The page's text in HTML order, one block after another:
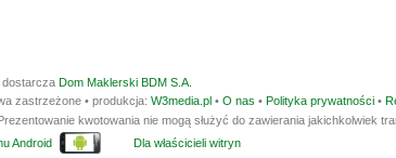
dostarcza Dom Maklerski BDM S.A.
zastrzeżone • produkcja: W3media.pl • O nas • Polityka prywatności •
Prezentowanie kwotowania nie mogą służyć do zawierania jakichkolwiek
Android Dla właścicieli witryn